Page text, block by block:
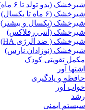
شیرخشک (بدو تولد تا ۶ ماه)
شیرخشک (۶ ماه تا یکسال)
شیرخشک (یکسال و بیشتر)
شیرخشک (آنتی رفلاکس)
شیرخشک ( ضد آلرژی HA)
شیرخشک (نوزادان نارس)
مکمل تقویتی کودک
اشتها آور
حافظه و یادگیری
خواب آور
رشد
سیستم ایمنی